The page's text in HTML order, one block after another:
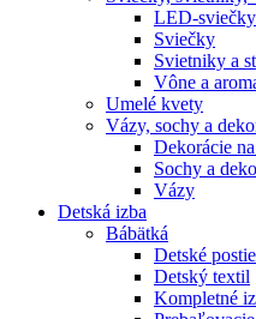
LED-sviečky
Sviečky
Svietniky a
Vône a
Umelé kvety
Vázy, sochy a
Dekorácie
Sochy a
Vázy
Detská izba
Bábätká
Detské
Detský textil
Kompletné